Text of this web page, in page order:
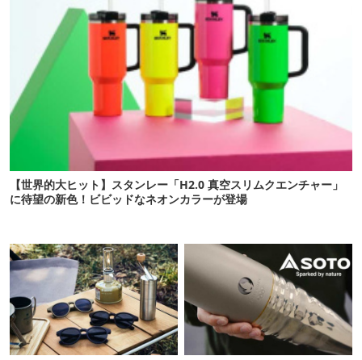
【世界的大ヒット】スタンレー「H2.0 真空スリムクエンチャー」
に待望の新色！ビビッドなネオンカラーが登場